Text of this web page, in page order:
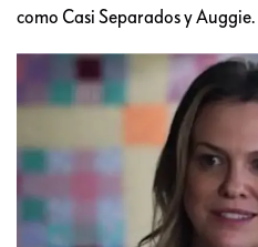
como Casi Separados y Auggie.